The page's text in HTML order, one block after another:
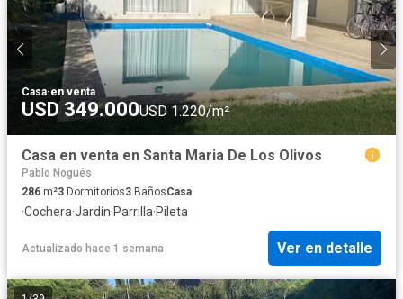
Casa·en venta
USD 349.000USD 1.220/m²
Casa en venta en Santa Maria De Los Olivos
Pablo Nogués
286 m²3 Dormitorios3 BañosCasa
·Cochera·Jardín·Parrilla·Pileta
Actualizado hace 1 semana Ver en detalle